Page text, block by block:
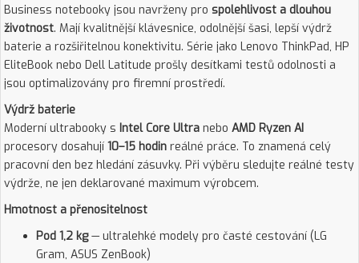
Business notebooky jsou navrženy pro spolehlivost a dlouhou
životnost. Mají kvalitnější klávesnice, odolnější šasi, lepší výdrž
baterie a rozšiřitelnou konektivitu. Série jako Lenovo ThinkPad, HP
EliteBook nebo Dell Latitude prošly desítkami testů odolnosti a
jsou optimalizovány pro firemní prostředí.
Výdrž baterie
Moderní ultrabooky s Intel Core Ultra nebo AMD Ryzen AI
procesory dosahují 10–15 hodin reálné práce. To znamená celý
pracovní den bez hledání zásuvky. Při výběru sledujte reálné testy
výdrže, ne jen deklarované maximum výrobcem.
Hmotnost a přenositelnost
Pod 1,2 kg— ultralehké modely pro časté cestování (LG
Gram, ASUS ZenBook)